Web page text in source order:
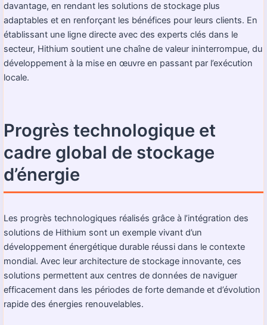
davantage, en rendant les solutions de stockage plus
adaptables et en renforçant les bénéfices pour leurs clients. En
établissant une ligne directe avec des experts clés dans le
secteur, Hithium soutient une chaîne de valeur ininterrompue, du
développement à la mise en œuvre en passant par l’exécution
locale.
Progrès technologique et
cadre global de stockage
d’énergie
Les progrès technologiques réalisés grâce à l’intégration des
solutions de Hithium sont un exemple vivant d’un
développement énergétique durable réussi dans le contexte
mondial. Avec leur architecture de stockage innovante, ces
solutions permettent aux centres de données de naviguer
efficacement dans les périodes de forte demande et d’évolution
rapide des énergies renouvelables.